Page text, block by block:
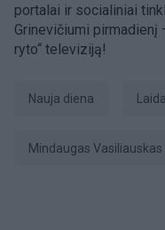
portalai ir socialiniai
Grinevičiumi pirmadienį
ryto“ televiziją!​
Nauja diena
Mindaugas Vasiliauskas